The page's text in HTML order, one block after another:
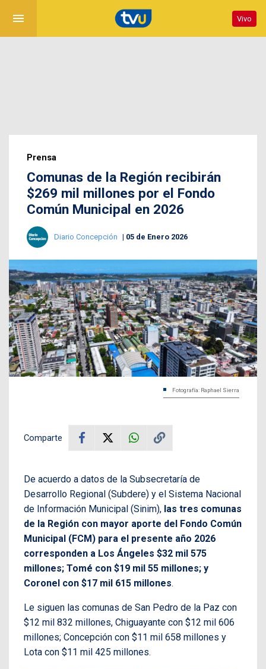
menu Vivo
Prensa
Comunas de la Región recibirán
$269 mil millones por el Fondo
Común Municipal en 2026
Diario Concepción 05 de Enero 2026
Fotografía: Raphael Sierra
Comparte
De acuerdo a datos de la Subsecretaría de
Desarrollo Regional (Subdere) y el Sistema Nacional
de Información Municipal (Sinim), las tres comunas
de la Región con mayor aporte del Fondo Común
Municipal (FCM) para el presente año 2026
corresponden a Los Ángeles $32 mil 575
millones; Tomé con $19 mil 55 millones; y
Coronel con $17 mil 615 millones.
Le siguen las comunas de San Pedro de la Paz con
$12 mil 832 millones, Chiguayante con $12 mil 606
millones; Concepción con $11 mil 658 millones y
Lota con $11 mil 425 millones.